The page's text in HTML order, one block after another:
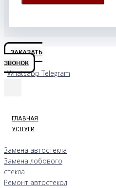
ЗАКАЗАТЬ
ЗВОНОК
Whatsapp Telegram
ГЛАВНАЯ
УСЛУГИ
Замена автостекла
Замена лобового
стекла
Ремонт автостекол